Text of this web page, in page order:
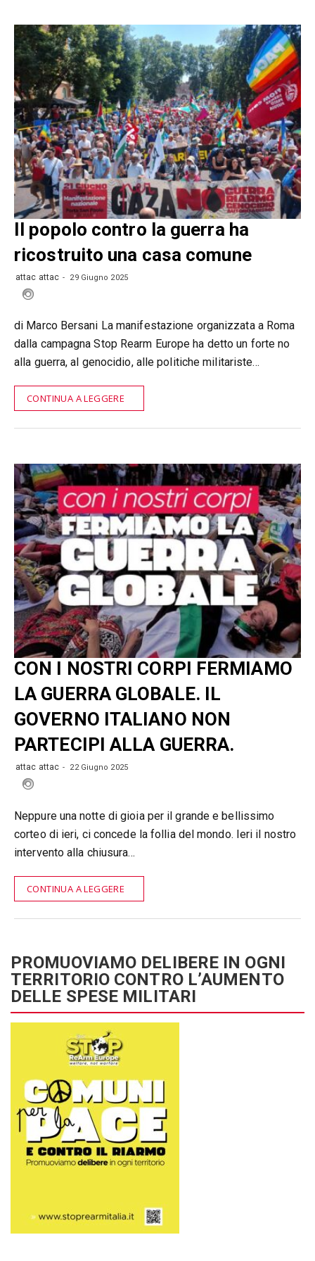
Il popolo contro la guerra ha
ricostruito una casa comune
attac attac 29 Giugno 2025
di Marco Bersani La manifestazione organizzata a Roma
dalla campagna Stop Rearm Europe ha detto un forte no
alla guerra, al genocidio, alle politiche militariste…
CONTINUA A LEGGERE
CON I NOSTRI CORPI FERMIAMO
LA GUERRA GLOBALE. IL
GOVERNO ITALIANO NON
PARTECIPI ALLA GUERRA.
attac attac 22 Giugno 2025
Neppure una notte di gioia per il grande e bellissimo
corteo di ieri, ci concede la follia del mondo. Ieri il nostro
intervento alla chiusura…
CONTINUA A LEGGERE
PROMUOVIAMO DELIBERE IN OGNI
TERRITORIO CONTRO L’AUMENTO
DELLE SPESE MILITARI